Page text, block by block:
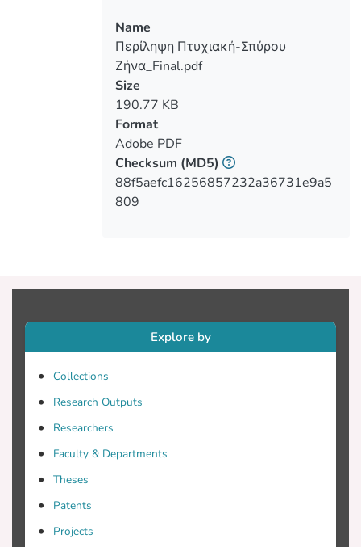
αντιπροσωπευτική δουλειά του κάθε
φωτογράφου.Η μελέτη αυτή
παρουσιάζει την δουλειά αυτών των
τριών φωτογράφων που ασχολούνται
με την τοπογραφική φωτογραφία, έστω
κι αν οι ίδιοι μπορεί να αμφισβητούν τον
όρο.Ο κάθε φωτογράφος έχει τον δικό
του τρόπο απεικόνισης της
φωτογραφίας. Τα θέματα τα οποία
εξετάστηκαν είναι οι σπουδές των
'μια εικόνα ίσον με χίλιες λέξεις',
στοιχεία που επηρεάζουν τους
καλλιτεχνικό περιβάλλον στην Κύπρο
και την ανάπτυξη της φωτογραφίας και
για να ασχοληθεί με τη
φωτογραφία.Ακόμη, το αν μπορεί
Name
Περίληψη Πτυχιακή-Σπύρου
Ζήνα_Final.pdf
Size
190.77 KB
Format
Adobe PDF
Checksum (MD5)
88f5aefc16256857232a36731e9a5
809
Explore by
Collections
Research Outputs
Researchers
Faculty & Departments
Theses
Patents
Projects